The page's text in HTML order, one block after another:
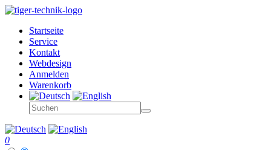
Startseite
Service
Kontakt
Webdesign
Anmelden
Warenkorb
0